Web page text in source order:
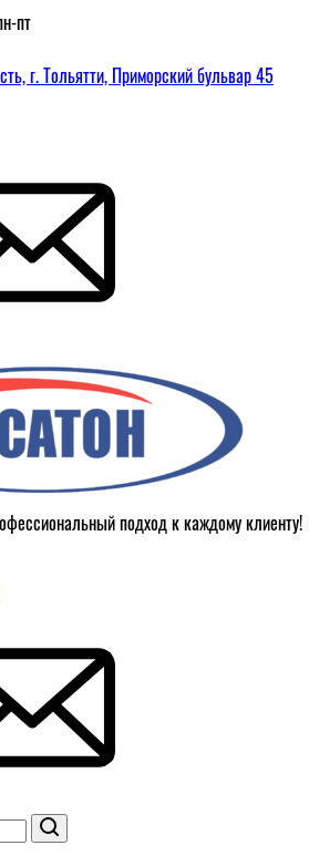
пт
г. Тольятти, Приморский бульвар 45
подход к каждому клиенту!